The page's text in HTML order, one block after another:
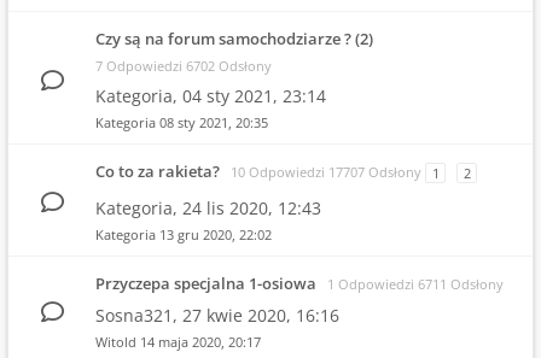
Czy są na forum samochodziarze ? (2)
7 Odpowiedzi 6702 Odsłony
Kategoria, 04 sty 2021, 23:14
Kategoria 08 sty 2021, 20:35
Co to za rakieta? 10 Odpowiedzi 17707 Odsłony 1 2
Kategoria, 24 lis 2020, 12:43
Kategoria 13 gru 2020, 22:02
Przyczepa specjalna 1-osiowa 1 Odpowiedzi 6711 Odsłony
Sosna321, 27 kwie 2020, 16:16
Witold 14 maja 2020, 20:17